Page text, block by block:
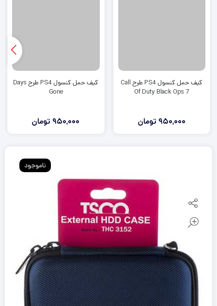
کیف حمل کنسول PS4 طرح Call
Of Duty Black Ops 7
950,000 تومان
کیف حمل کنسول PS4 طرح Days
Gone
950,000 تومان
ناموجود